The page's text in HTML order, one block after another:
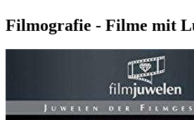
Filmografie - Filme mit